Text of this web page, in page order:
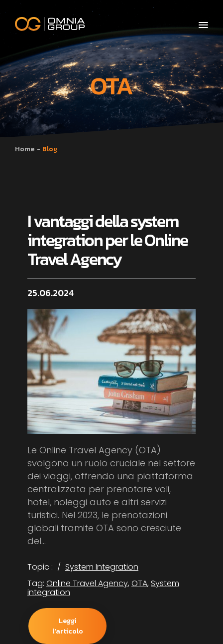
OTA
Home Blog
I vantaggi della system
integration per le Online
Travel Agency
25.06.2024
Le Online Travel Agency (OTA)
svolgono un ruolo cruciale nel settore
dei viaggi, offrendo una piattaforma
centralizzata per prenotare voli,
hotel, noleggi auto e altri servizi
turistici. Nel 2023, le prenotazioni
globali tramite OTA sono cresciute
del...
Topic :
System Integration
Tag: Online Travel Agency, OTA, System
integration
Leggi
l'articolo